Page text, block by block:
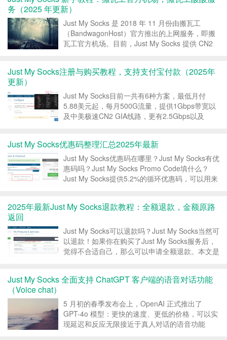
务（2025 年更新）
Just My Socks 是 2018 年 11 月份由搬瓦工
（BandwagonHost）官方推出的上网服务，即搬
瓦工官方机场。目前，Just My Socks 提供 CN2
Just My Socks注册与购买教程，支持支付宝付款（2025年
更新）
Just My Socks目前一共有6种方案，最低月付
5.88美元起，每月500G流量，提供1Gbps带宽以
及中美极速CN2 GIA线路，更有2.5Gbps以及
Socks...
Just My Socks优惠码整理汇总2025年最新
Just My Socks优惠码在哪里？Just My Socks有优
惠码吗？Just My Socks Promo Code填什么？
Just My Socks提供5.2%的循环优惠码，可以用来
2025年最新Just My Socks退款教程：全额退款，金额原路
返回
Just My Socks可以退款吗？Just My Socks当然可
以退款！如果你在购买了Just My Socks服务后，
觉得不合适自己，那么可以申请全额退款。本文是
Just My Socks 全面支持 ChatGPT 客户端的语音对话功能
（Voice chat）
5 月初的春季发布会上，OpenAI 正式推出了
GPT-4o 模型：更快的速度、更低的价格，可以实
现延迟和反应无限接近于真人对话的语音功能